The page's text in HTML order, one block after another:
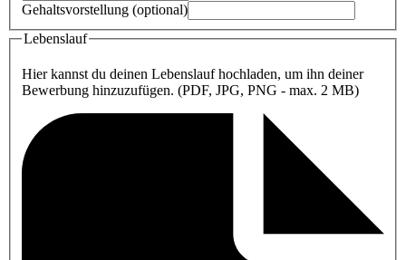
Gehaltsvorstellung (optional)
Lebenslauf
Hier kannst du deinen Lebenslauf hochladen, um ihn deiner
Bewerbung hinzuzufügen. (PDF, JPG, PNG - max. 2 MB)